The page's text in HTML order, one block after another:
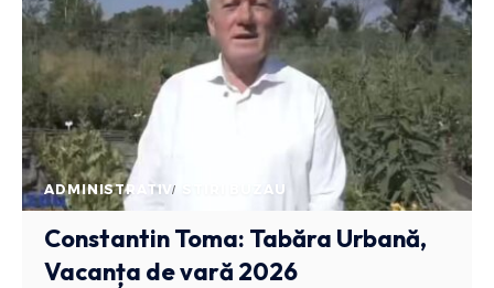
ADMINISTRATIV STIRI BUZAU
Constantin Toma: Tabăra Urbană,
Vacanța de vară 2026